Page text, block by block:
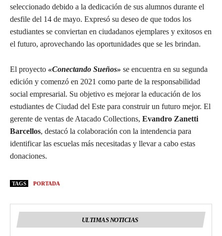
seleccionado debido a la dedicación de sus alumnos durante el
desfile del 14 de mayo. Expresó su deseo de que todos los
estudiantes se conviertan en ciudadanos ejemplares y exitosos en
el futuro, aprovechando las oportunidades que se les brindan.
El proyecto «Conectando Sueños» se encuentra en su segunda
edición y comenzó en 2021 como parte de la responsabilidad
social empresarial. Su objetivo es mejorar la educación de los
estudiantes de Ciudad del Este para construir un futuro mejor. El
gerente de ventas de Atacado Collections, Evandro Zanetti
Barcellos, destacó la colaboración con la intendencia para
identificar las escuelas más necesitadas y llevar a cabo estas
donaciones.
TAGS PORTADA
ULTIMAS NOTICIAS